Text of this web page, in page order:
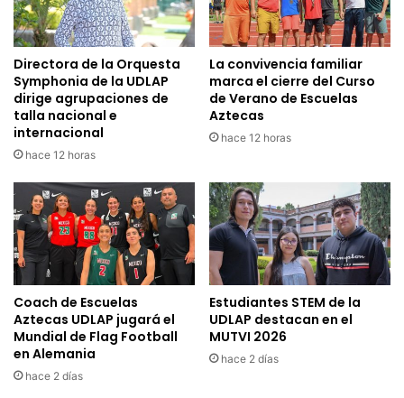
Directora de la Orquesta
Symphonia de la UDLAP
dirige agrupaciones de
talla nacional e
internacional
hace 12 horas
La convivencia familiar
marca el cierre del Curso
de Verano de Escuelas
Aztecas
hace 12 horas
Coach de Escuelas
Aztecas UDLAP jugará el
Mundial de Flag Football
en Alemania
hace 2 días
Estudiantes STEM de la
UDLAP destacan en el
MUTVI 2026
hace 2 días